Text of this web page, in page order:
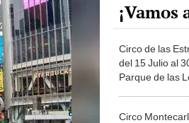
¡Vamos
Circo de las
del 15 Julio al
Parque de las
Circo